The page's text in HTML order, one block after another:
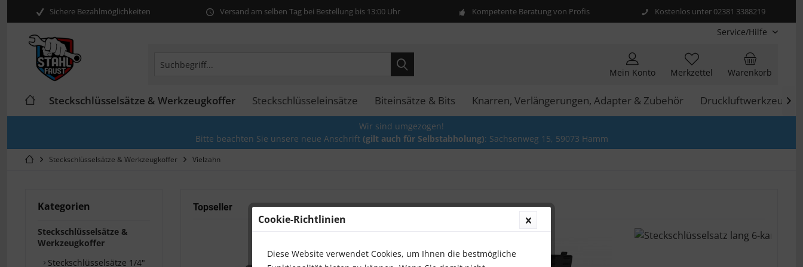
Sichere Bezahlmöglichkeiten Versand am selben Tag bei Bestellung bis 13:00 Uhr Kompetente Beratung von Profis Kostenlos unter 02381 3388219
Service/Hilfe
Warenkorb
Merkzettel
Mein Konto
Steckschlüsselsätze & Werkzeugkoffer Steckschlüsseleinsätze Biteinsätze & Bits Knarren, Verlängerungen, Adapter & Zubehör Druckluftwerkzeuge

Wir sind umgezogen!
Bitte beachten Sie unsere neue Anschrift (gilt auch für Selbstabholung): Sachsenweg 15, 59073 Hamm
Steckschlüsselsätze & Werkzeugkoffer Vielzahn
Kategorien
Steckschlüsselsätze &
Werkzeugkoffer
Steckschlüsselsätze 1/4"
Topseller
Cookie-Richtlinien
Diese Website verwendet Cookies, um Ihnen die bestmögliche